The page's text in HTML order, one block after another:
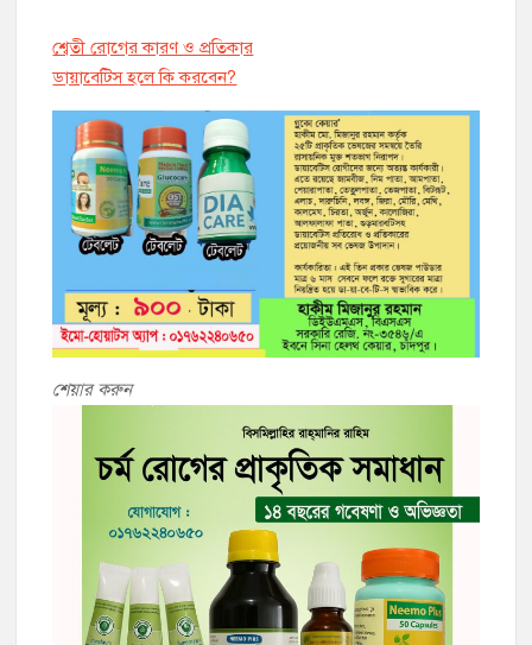
শ্বেতী রোগের কারণ ও প্রতিকার
ডায়াবেট্সি হলে কি করবেন?
শেয়ার করুন